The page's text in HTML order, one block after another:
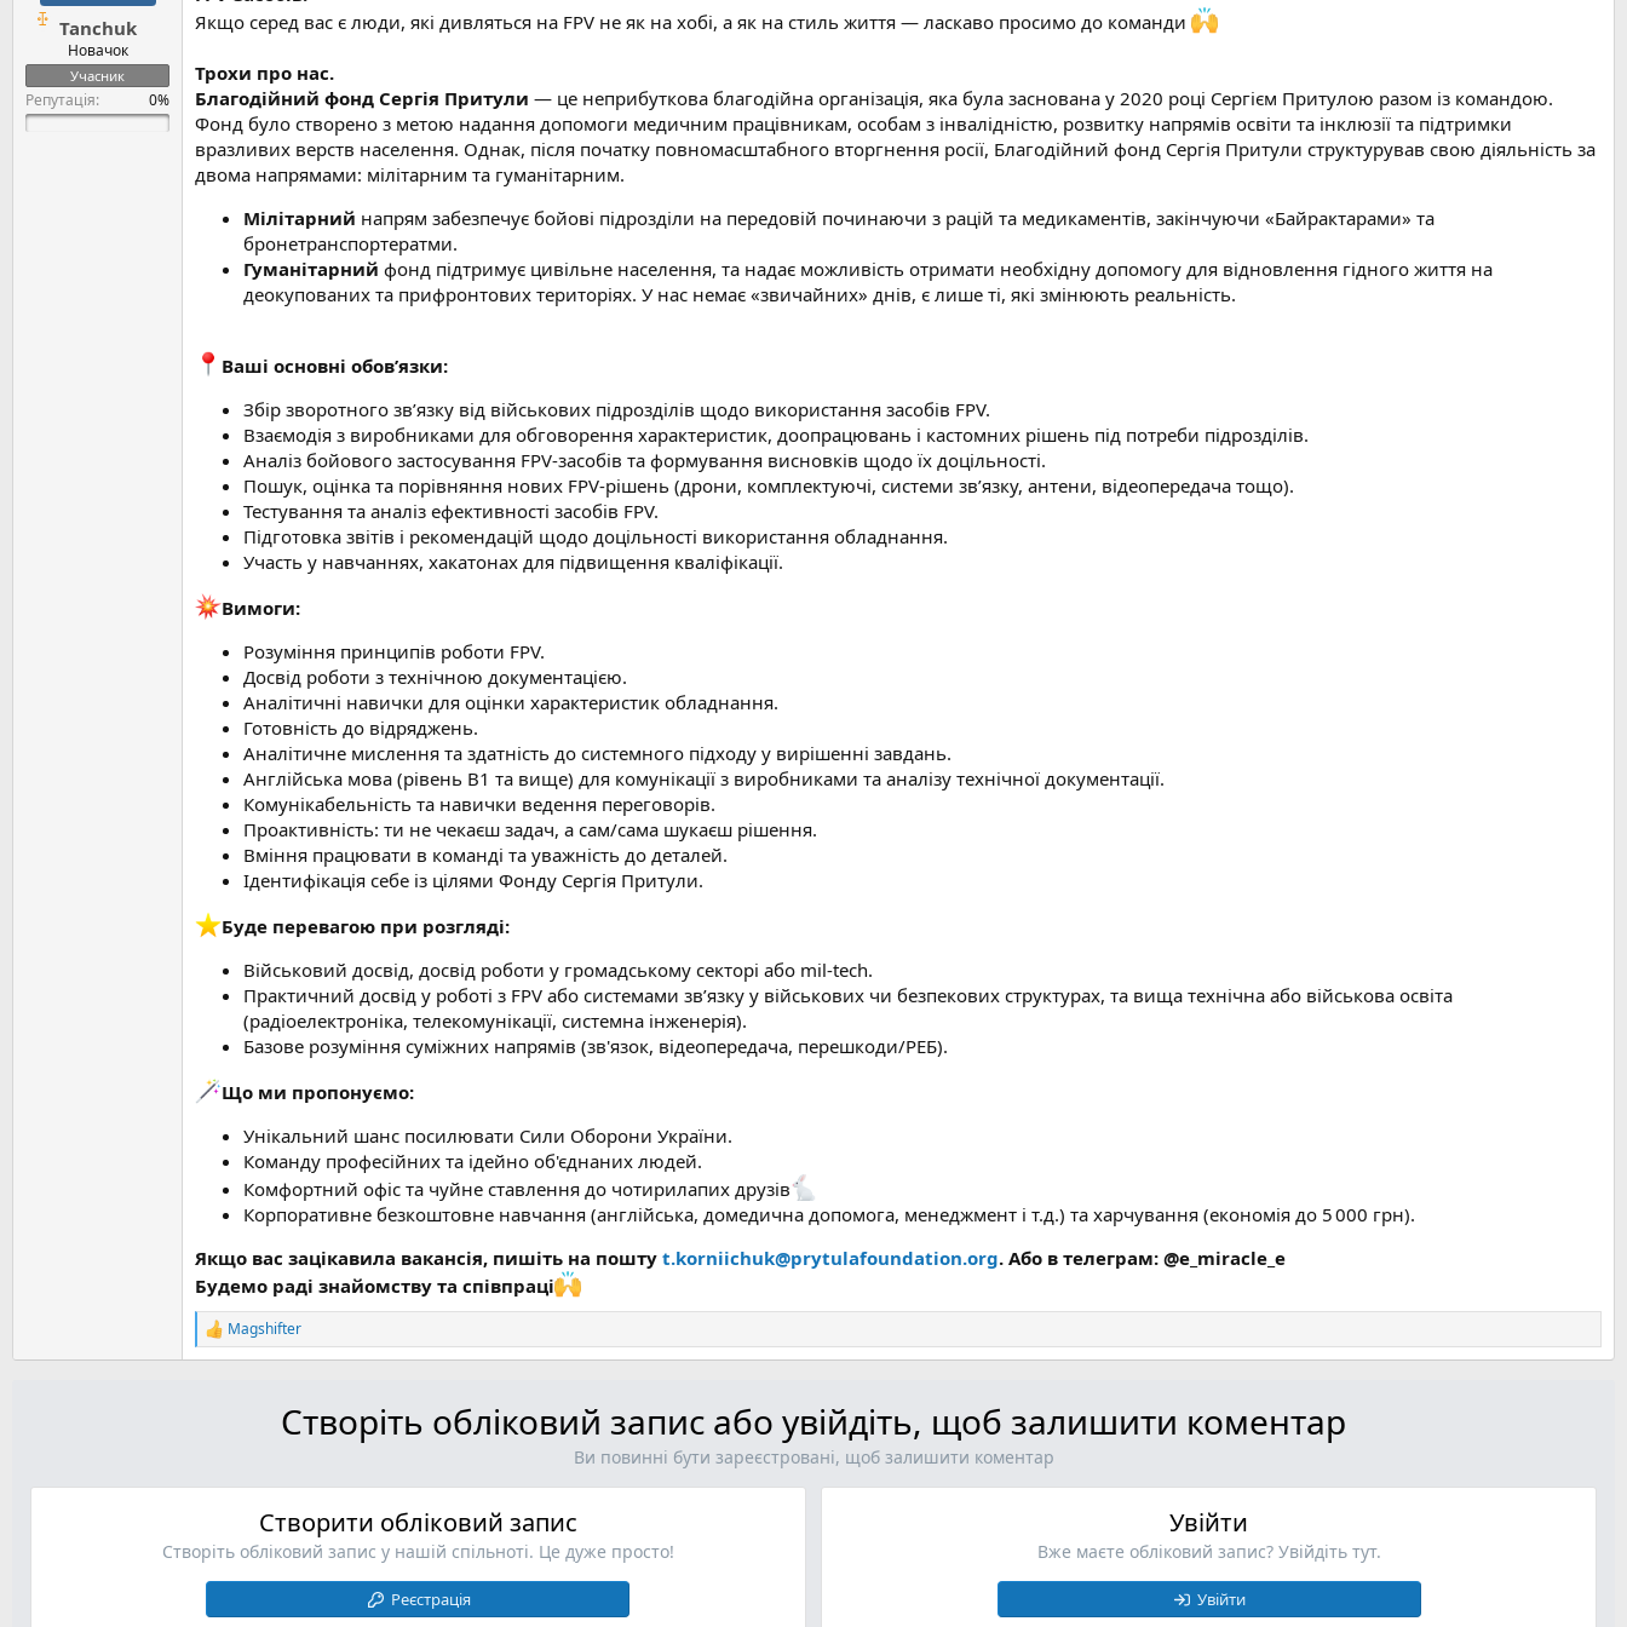
е
н
н
я
й
Tanchuk
Новачок
Учасник
Репутація:
Якщо серед вас є люди, які дивляться на FPV не як на хобі, а як на стиль життя — ласкаво просимо до команди
Трохи про нас.
Благодійний фонд Сергія Притули — це неприбуткова благодійна організація, яка була заснована у 2020 році Сергієм Притулою разом із командою.
Фонд було створено з метою надання допомоги медичним працівникам, особам з інвалідністю, розвитку напрямів освіти та інклюзії та підтримки
вразливих верств населення. Однак, після початку повномасштабного вторгнення росії, Благодійний фонд Сергія Притули структурував свою діяльність за
двома напрямами: мілітарним та гуманітарним.
Мілітарний напрям забезпечує бойові підрозділи на передовій починаючи з рацій та медикаментів, закінчуючи «Байрактарами» та
бронетранспортератми.
Гуманітарний фонд підтримує цивільне населення, та надає можливість отримати необхідну допомогу для відновлення гідного життя на
деокупованих та прифронтових територіях. У нас немає «звичайних» днів, є лише ті, які змінюють реальність.
Ваші основні обов’язки:
Збір зворотного зв’язку від військових підрозділів щодо використання засобів FPV.
Взаємодія з виробниками для обговорення характеристик, доопрацювань і кастомних рішень під потреби підрозділів.
Аналіз бойового застосування FPV-засобів та формування висновків щодо їх доцільності.
Пошук, оцінка та порівняння нових FPV-рішень (дрони, комплектуючі, системи зв’язку, антени, відеопередача тощо).
Тестування та аналіз ефективності засобів FPV.
Підготовка звітів і рекомендацій щодо доцільності використання обладнання.
Участь у навчаннях, хакатонах для підвищення кваліфікації.
Вимоги:
Розуміння принципів роботи FPV.
Досвід роботи з технічною документацією.
Аналітичні навички для оцінки характеристик обладнання.
Готовність до відряджень.
Аналітичне мислення та здатність до системного підходу у вирішенні завдань.
Англійська мова (рівень B1 та вище) для комунікації з виробниками та аналізу технічної документації.
Комунікабельність та навички ведення переговорів.
Проактивність: ти не чекаєш задач, а сам/сама шукаєш рішення.
Вміння працювати в команді та уважність до деталей.
Ідентифікація себе із цілями Фонду Сергія Притули.
️Буде перевагою при розгляді:
Військовий досвід, досвід роботи у громадському секторі або mil-tech.
Практичний досвід у роботі з FPV або системами зв’язку у військових чи безпекових структурах, та вища технічна або військова освіта
(радіоелектроніка, телекомунікації, системна інженерія).
Базове розуміння суміжних напрямів (зв'язок, відеопередача, перешкоди/РЕБ).
Що ми пропонуємо:
Унікальний шанс посилювати Сили Оборони України.
Команду професійних та ідейно об'єднаних людей.
Комфортний офіс та чуйне ставлення до чотирилапих друзів
Корпоративне безкоштовне навчання (англійська, домедична допомога, менеджмент і т.д.) та харчування (економія до 5 000 грн).
Якщо вас зацікавила вакансія, пишіть на пошту t.korniichuk@prytulafoundation.org. Або в телеграм: @e_miracle_e
Будемо раді знайомству та співпраці
Р
е
Magshifter
Створіть обліковий запис або увійдіть, щоб залишити коментар
Ви повинні бути зареєстровані, щоб залишити коментар
Створити обліковий запис
Створіть обліковий запис у нашій спільноті. Це дуже просто!
Реєстрація
Увійти
Вже маєте обліковий запис? Увійдіть тут.
Увійти